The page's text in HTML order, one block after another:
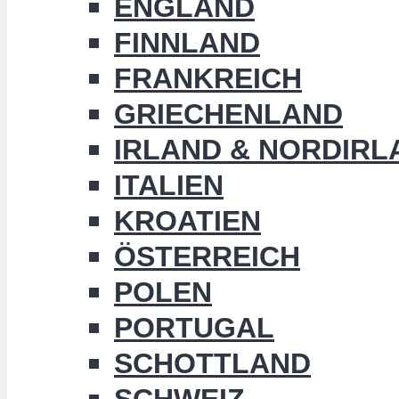
ENGLAND
FINNLAND
FRANKREICH
GRIECHENLAND
IRLAND &
ITALIEN
KROATIEN
ÖSTERREICH
POLEN
PORTUGAL
SCHOTTLAND